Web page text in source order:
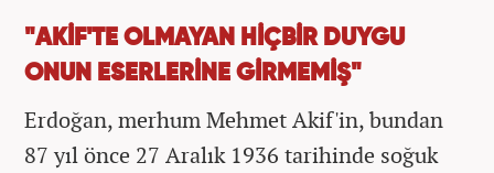
"AKİF'TE OLMAYAN HİÇBİR DUYGU
ONUN ESERLERİNE GİRMEMİŞ"
Erdoğan, merhum Mehmet Akif'in, bundan
87 yıl önce 27 Aralık 1936 tarihinde soğuk